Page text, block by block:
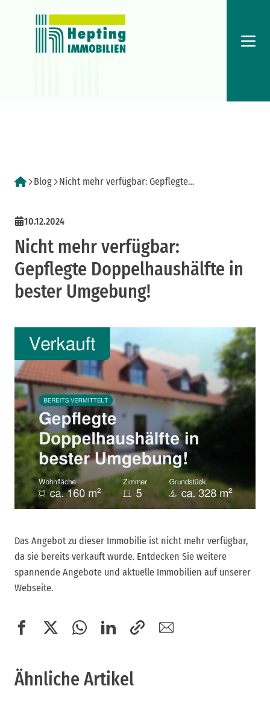
Blog
Nicht mehr verfügbar: Gepflegte
10.12.2024
Nicht mehr verfügbar:
Gepflegte Doppelhaushälfte in
bester Umgebung!
Das Angebot zu dieser Immobilie ist nicht mehr verfügbar,
da sie bereits verkauft wurde. Entdecken Sie weitere
spannende Angebote und aktuelle Immobilien auf unserer
Webseite.
Ähnliche Artikel